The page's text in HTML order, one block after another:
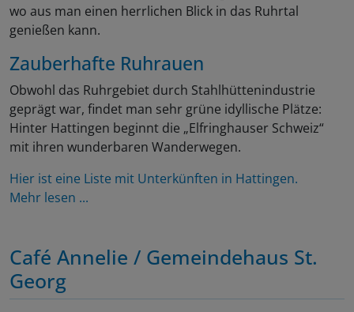
wo aus man einen herrlichen Blick in das Ruhrtal
genießen kann.
Zauberhafte Ruhrauen
Obwohl das Ruhrgebiet durch Stahlhüttenindustrie
geprägt war, findet man sehr grüne idyllische Plätze:
Hinter Hattingen beginnt die „Elfringhauser Schweiz“
mit ihren wunderbaren Wanderwegen.
Hier ist eine Liste mit Unterkünften in Hattingen.
Mehr lesen ...
Café Annelie / Gemeindehaus St.
Georg